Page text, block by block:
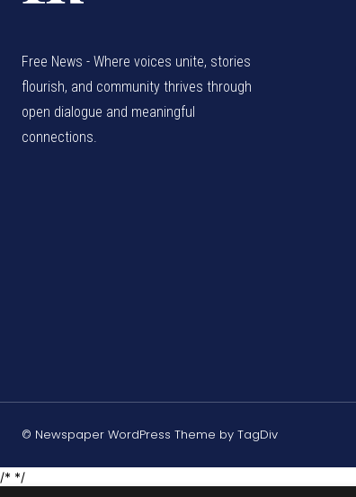
Free News - Where voices unite, stories
flourish, and community thrives through
open dialogue and meaningful
connections.
© Newspaper WordPress Theme by TagDiv
/* */